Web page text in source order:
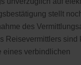
stellt
des
Reisevermittlers sind
eines verbindlichen